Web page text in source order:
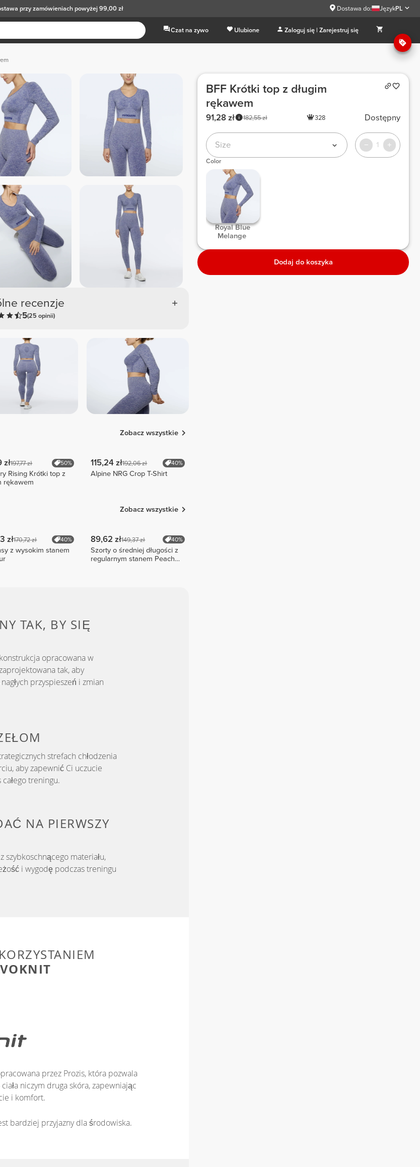
przy zamówieniach powyżej 99,00 zł Dostawa do: JęzykPL
Czat na zywo Ulubione Zaloguj się | Zarejestruj się
recenzje
5(25 opinii)
Zobacz wszystkie
zł197,77 zł 50%
Rising Krótki top z
rękawem
115,24 zł192,06 zł 40%
Alpine NRG Crop T-Shirt
Zobacz wszystkie
zł170,72 zł 40%
z wysokim stanem
89,62 zł149,37 zł 40%
Szorty o średniej długości z
regularnym stanem Peach
TAK, BY SIĘ
opracowana w
tak, aby
przyspieszeń i zmian
strefach chłodzenia
aby zapewnić Ci uczucie
treningu.
NA PIERWSZY
szybkoschnącego materiału,
i wygodę podczas treningu
przez Prozis, która pozwala
niczym druga skóra, zapewniając
i komfort.
bardziej przyjazny dla środowiska.
BFF Krótki top z długim
rękawem
182,55 zł
91,28 zł 328 Dostępny
Size 1
Color
Royal Blue
Melange
Dodaj do koszyka